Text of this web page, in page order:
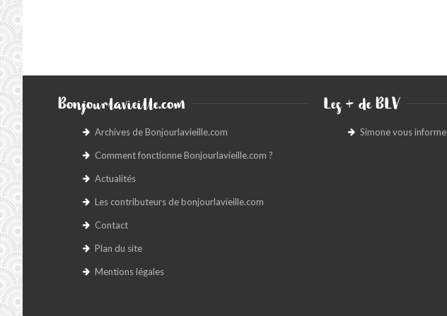
Bonjourlavieille.com
Archives de Bonjourlavieille.com
Comment fonctionne Bonjourlavieille.com ?
Actualités
Les contributeurs de bonjourlavieille.com
Contact
Plan du site
Mentions légales
Les + de BLV
Simone vous informe